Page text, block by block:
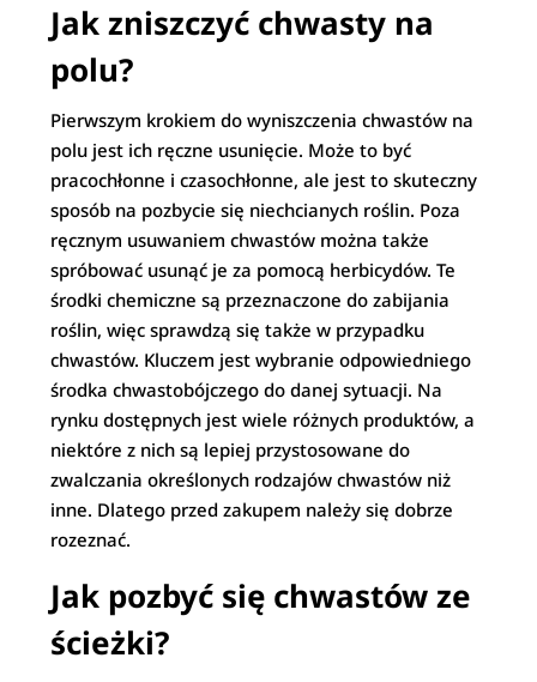
Jak zniszczyć chwasty na
polu?
Pierwszym krokiem do wyniszczenia chwastów na
polu jest ich ręczne usunięcie. Może to być
pracochłonne i czasochłonne, ale jest to skuteczny
sposób na pozbycie się niechcianych roślin. Poza
ręcznym usuwaniem chwastów można także
spróbować usunąć je za pomocą herbicydów. Te
środki chemiczne są przeznaczone do zabijania
roślin, więc sprawdzą się także w przypadku
chwastów. Kluczem jest wybranie odpowiedniego
środka chwastobójczego do danej sytuacji. Na
rynku dostępnych jest wiele różnych produktów, a
niektóre z nich są lepiej przystosowane do
zwalczania określonych rodzajów chwastów niż
inne. Dlatego przed zakupem należy się dobrze
rozeznać.
Jak pozbyć się chwastów ze
ścieżki?